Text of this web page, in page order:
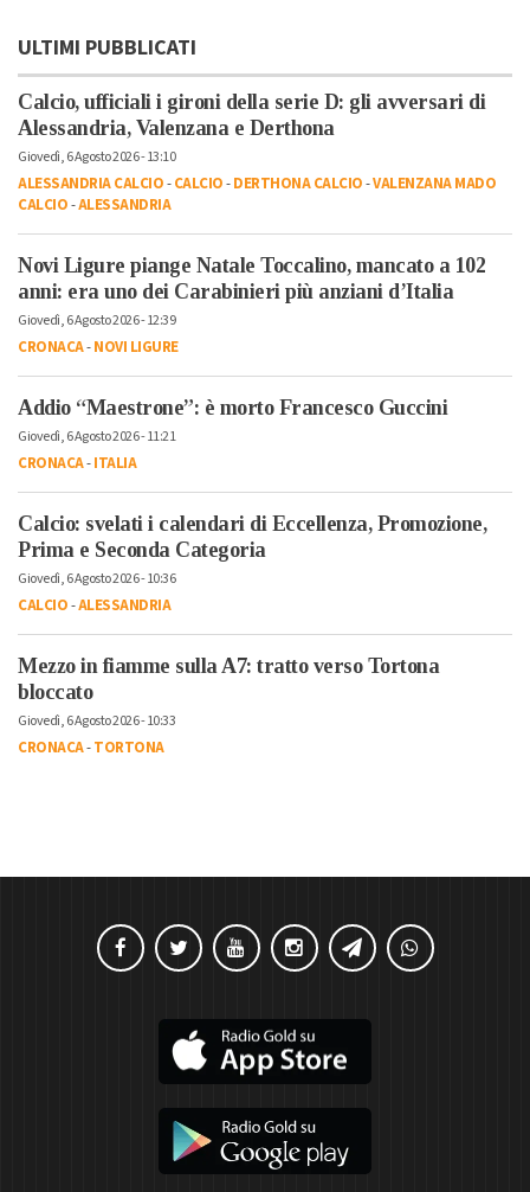
ULTIMI PUBBLICATI
Calcio, ufficiali i gironi della serie D: gli avversari di
Alessandria, Valenzana e Derthona
Giovedì, 6 Agosto 2026 - 13:10
ALESSANDRIA CALCIO-CALCIO-DERTHONA CALCIO-VALENZANA MADO
CALCIO-ALESSANDRIA
Novi Ligure piange Natale Toccalino, mancato a 102
anni: era uno dei Carabinieri più anziani d’Italia
Giovedì, 6 Agosto 2026 - 12:39
CRONACA-NOVI LIGURE
Addio “Maestrone”: è morto Francesco Guccini
Giovedì, 6 Agosto 2026 - 11:21
CRONACA-ITALIA
Calcio: svelati i calendari di Eccellenza, Promozione,
Prima e Seconda Categoria
Giovedì, 6 Agosto 2026 - 10:36
CALCIO-ALESSANDRIA
Mezzo in fiamme sulla A7: tratto verso Tortona
bloccato
Giovedì, 6 Agosto 2026 - 10:33
CRONACA-TORTONA